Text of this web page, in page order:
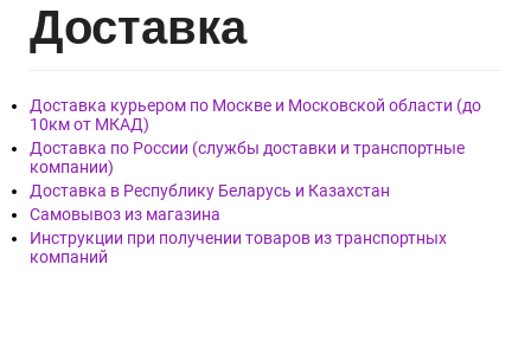
Доставка
Доставка курьером по Москве и Московской области (до
10км от МКАД)
Доставка по России (службы доставки и транспортные
компании)
Доставка в Республику Беларусь и Казахстан
Самовывоз из магазина
Инструкции при получении товаров из транспортных
компаний